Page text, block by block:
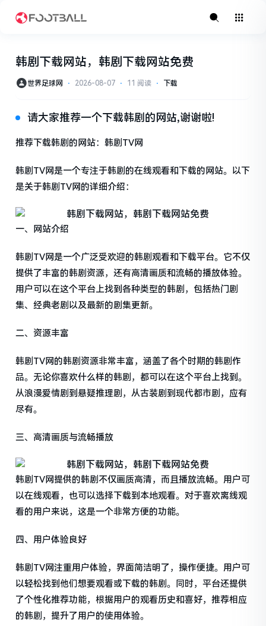
韩剧下载网站，韩剧下载网站免费
世界足球网 ⋅ 2026-08-07 ⋅ 11 阅读 ⋅ 下载
请大家推荐一个下载韩剧的网站,谢谢啦!
推荐下载韩剧的网站：韩剧TV网
韩剧TV网是一个专注于韩剧的在线观看和下载的网站。以下
是关于韩剧TV网的详细介绍：
一、网站介绍
韩剧TV网是一个广泛受欢迎的韩剧观看和下载平台。它不仅
提供了丰富的韩剧资源，还有高清画质和流畅的播放体验。
用户可以在这个平台上找到各种类型的韩剧，包括热门剧
集、经典老剧以及最新的剧集更新。
二、资源丰富
韩剧TV网的韩剧资源非常丰富，涵盖了各个时期的韩剧作
品。无论你喜欢什么样的韩剧，都可以在这个平台上找到。
从浪漫爱情剧到悬疑推理剧，从古装剧到现代都市剧，应有
尽有。
三、高清画质与流畅播放
韩剧TV网提供的韩剧不仅画质高清，而且播放流畅。用户可
以在线观看，也可以选择下载到本地观看。对于喜欢离线观
看的用户来说，这是一个非常方便的功能。
四、用户体验良好
韩剧TV网注重用户体验，界面简洁明了，操作便捷。用户可
以轻松找到他们想要观看或下载的韩剧。同时，平台还提供
了个性化推荐功能，根据用户的观看历史和喜好，推荐相应
的韩剧，提升了用户的使用体验。